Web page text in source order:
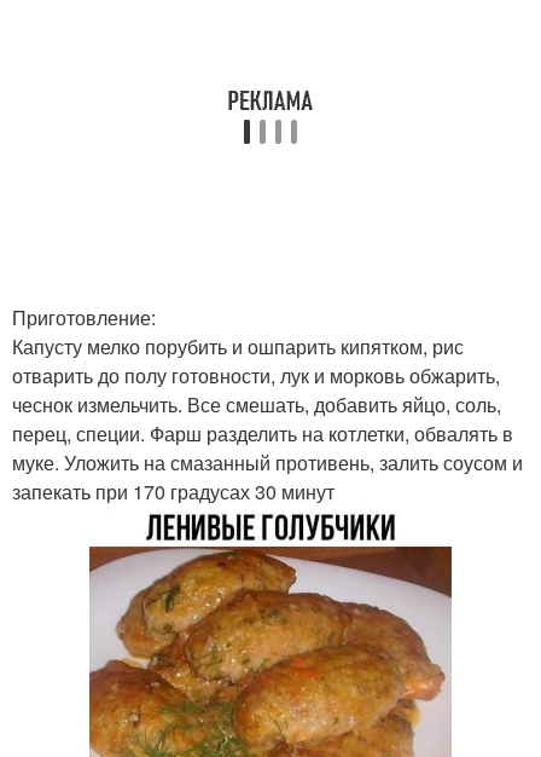
Приготовление:
Капусту мелко порубить и ошпарить кипятком, рис
отварить до полу готовности, лук и морковь обжарить,
чеснок измельчить. Все смешать, добавить яйцо, соль,
перец, специи. Фарш разделить на котлетки, обвалять в
муке. Уложить на смазанный противень, залить соусом и
запекать при 170 градусах 30 минут